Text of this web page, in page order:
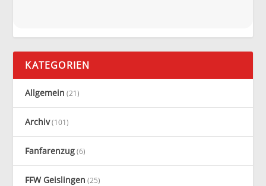
KATEGORIEN
Allgemein (21)
Archiv(101)
Fanfarenzug(6)
FFW Geislingen (25)